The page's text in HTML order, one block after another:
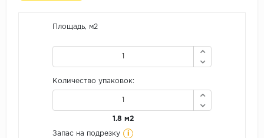
Площадь, м2
Количество упаковок:
1.8 м2
Запас на подрезку i